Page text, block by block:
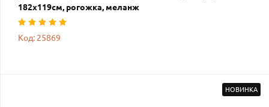
182х119см, рогожка, меланж
Код: 25869
НОВИНКА